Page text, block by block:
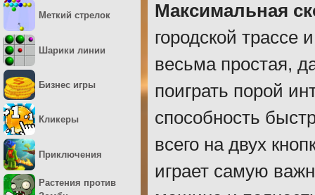
Максимальная
городской трассе
весьма простая,
поиграть порой
способность
всего на двух
играет самую
Меткий стрелок
Шарики линии
Бизнес игры
Кликеры
Приключения
Растения против